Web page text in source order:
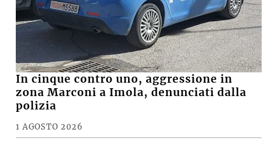
A14, lavori su svincoli e cavalcavia,
chiusure dell’autostrada e del casello di
Imola. I dettagli
26 LUGLIO 2026